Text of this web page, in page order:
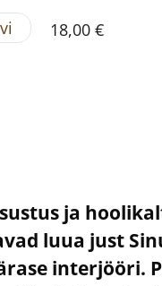
18,00 €
ja
luua just
interjööri.